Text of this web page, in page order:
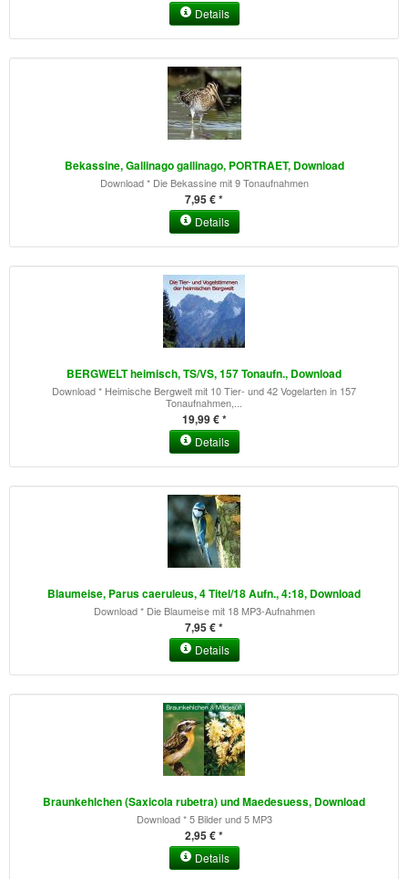
Details
Bekassine, Gallinago gallinago, PORTRAET, Download
Download * Die Bekassine mit 9 Tonaufnahmen
7,95 € *
Details
BERGWELT heimisch, TS/VS, 157 Tonaufn., Download
Download * Heimische Bergwelt mit 10 Tier- und 42 Vogelarten in 157
Tonaufnahmen,...
19,99 € *
Details
Blaumeise, Parus caeruleus, 4 Titel/18 Aufn., 4:18, Download
Download * Die Blaumeise mit 18 MP3-Aufnahmen
7,95 € *
Details
Braunkehlchen (Saxicola rubetra) und Maedesuess, Download
Download * 5 Bilder und 5 MP3
2,95 € *
Details